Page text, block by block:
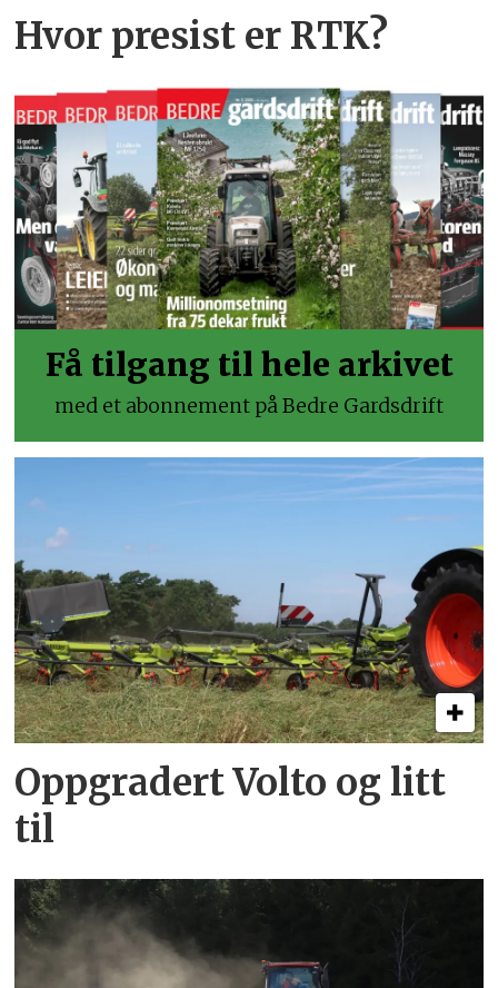
Hvor presist er RTK?
Få tilgang til hele arkivet
med et abonnement på Bedre Gardsdrift
Oppgradert Volto og litt
til